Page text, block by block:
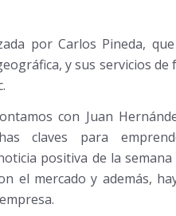
por Carlos Pineda,
y sus servicios
con Juan
claves para
positiva de la
el mercado y además,